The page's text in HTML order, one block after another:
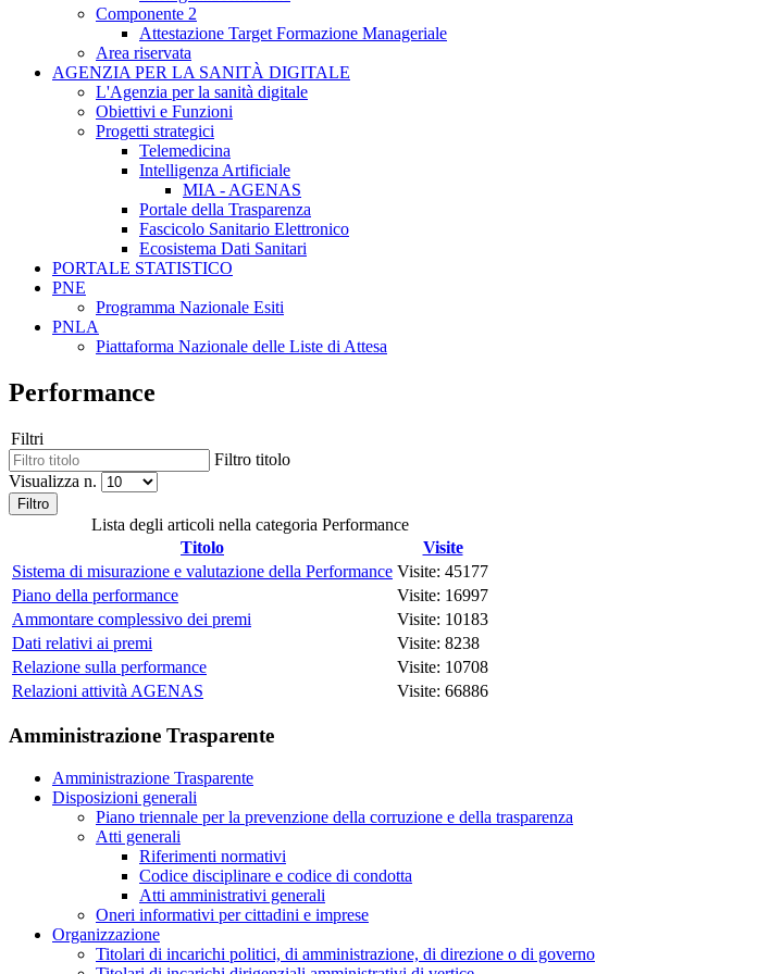
Componente 2
Attestazione Target Formazione Manageriale
Area riservata
AGENZIA PER LA SANITÀ DIGITALE
L'Agenzia per la sanità digitale
Obiettivi e Funzioni
Progetti strategici
Telemedicina
Intelligenza Artificiale
MIA - AGENAS
Portale della Trasparenza
Fascicolo Sanitario Elettronico
Ecosistema Dati Sanitari
PORTALE STATISTICO
PNE
Programma Nazionale Esiti
PNLA
Piattaforma Nazionale delle Liste di Attesa
Performance
Filtri
Filtro titolo
Visualizza n.
Filtro
Lista degli articoli nella categoria Performance
Titolo
Visite
Sistema di misurazione e valutazione della Performance Visite: 45177
Piano della performance
Visite: 16997
Ammontare complessivo dei premi
Visite: 10183
Dati relativi ai premi
Visite: 8238
Relazione sulla performance
Visite: 10708
Relazioni attività AGENAS
Visite: 66886
Amministrazione Trasparente
Amministrazione Trasparente
Disposizioni generali
Piano triennale per la prevenzione della corruzione e della trasparenza
Atti generali
Riferimenti normativi
Codice disciplinare e codice di condotta
Atti amministrativi generali
Oneri informativi per cittadini e imprese
Organizzazione
Titolari di incarichi politici, di amministrazione, di direzione o di governo